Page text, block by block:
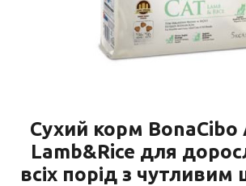
Сухий корм
Lamb&Rice для
всіх порід з